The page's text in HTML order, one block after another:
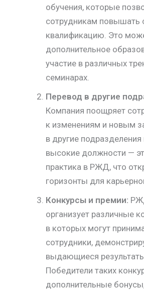
обучения, которые
сотрудникам повышать
квалификацию. Это
дополнительное
участие в различных
семинарах.
Перевод в другие
Компания поощряет
к изменениям и новым
в другие
высокие должности —
практика в РЖД, что
горизонты для
Конкурсы и премии:
организует различные
в которых могут
сотрудники,
выдающиеся
Победители таких
дополнительные